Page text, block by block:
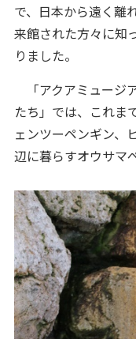
で、日本から遠く離
来館された方々に知
りました。
「アクアミュージ
たち」では、これま
ェンツーペンギン、
辺に暮らすオウサマ